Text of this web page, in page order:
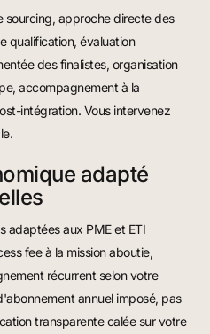
sourcing, approche directe des
qualification, évaluation
des finalistes, organisation
accompagnement à la
intégration. Vous intervenez
adapté
adaptées aux PME et ETI
fee à la mission aboutie,
récurrent selon votre
annuel imposé, pas
transparente calée sur votre